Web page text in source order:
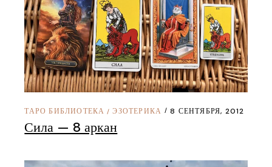
ТАРО БИБЛИОТЕКА /ЭЗОТЕРИКА 8 СЕНТЯБРЯ, 2012
Сила — 8 аркан